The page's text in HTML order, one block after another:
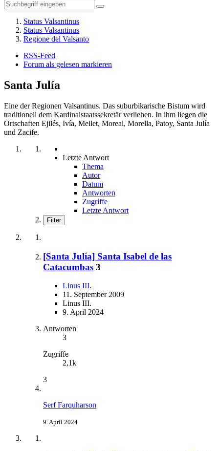
Status Valsantinus
Status Valsantinus
Regione del Valsanto
RSS-Feed
Forum als gelesen markieren
Santa Julía
Eine der Regionen Valsantinus. Das suburbikarische Bistum wird
traditionell dem Kardinalstaatssekretär verliehen. In ihm liegen die
Ortschaften Ejilés, Ivía, Mellet, Moreal, Morella, Patoy, Santa Julía
und Zacife.
Letzte Antwort
Thema
Autor
Datum
Antworten
Zugriffe
Letzte Antwort
Filter
[Santa Julía] Santa Isabel de las
Catacumbas 3
Linus III.
11. September 2009
Linus III.
9. April 2024
Antworten
3
Zugriffe
2,1k
3
Serf Farquharson
9. April 2024